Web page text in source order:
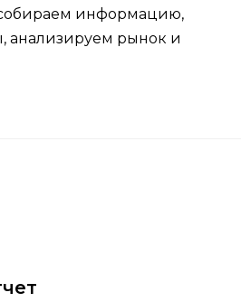
информацию,
анализируем рынок и